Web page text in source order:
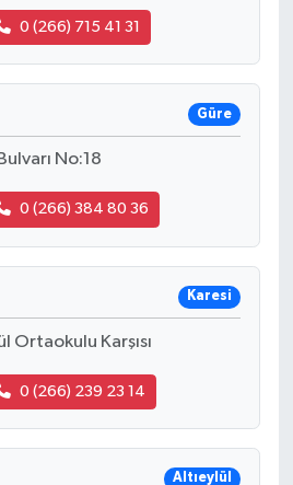
0 (266) 715 41 31
Güre
No:18
0 (266) 384 80 36
Karesi
Ortaokulu Karşısı
0 (266) 239 23 14
Altıeylül